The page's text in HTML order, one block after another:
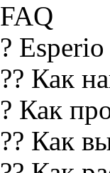
FAQ
?
?? Как
? Как
?? Как